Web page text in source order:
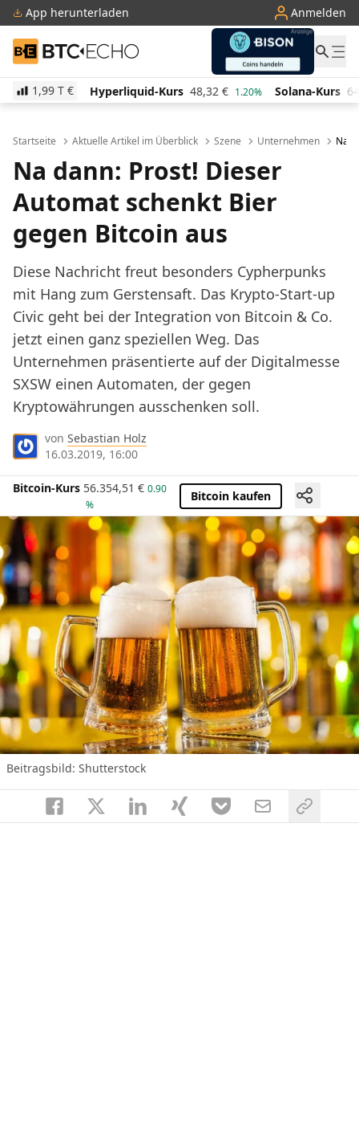
App herunterladen Anmelden
BTC-ECHO
1,99 T €
Kurs 48,32 € 1.20% Solana-Kurs 64,03 € 0.70%
Startseite Aktuelle Artikel im Überblick Szene Unternehmen Na
Na dann: Prost! Dieser
Automat schenkt Bier
gegen Bitcoin aus
Diese Nachricht freut besonders Cypherpunks
mit Hang zum Gerstensaft. Das Krypto-Start-up
Civic geht bei der Integration von Bitcoin & Co.
jetzt einen ganz speziellen Weg. Das
Unternehmen präsentierte auf der Digitalmesse
SXSW einen Automaten, der gegen
Kryptowährungen ausschenken soll.
von Sebastian Holz
16.03.2019, 16:00
Bitcoin-Kurs 56.354,51 € 0.90
%
Bitcoin kaufen
Beitragsbild: Shutterstock